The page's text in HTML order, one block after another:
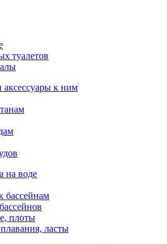
туалетов
к ним
на воде
бассейнам
плоты
ласты